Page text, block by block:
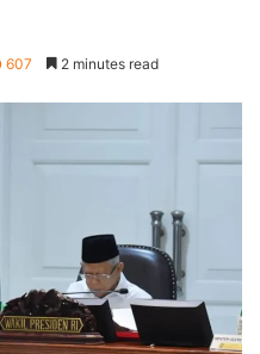
607 2 minutes read